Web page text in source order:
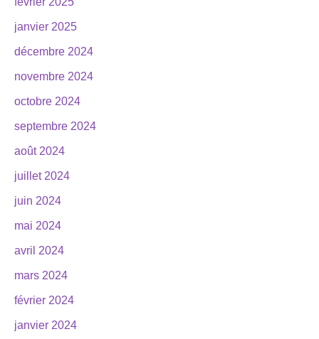
janvier 2025
décembre 2024
novembre 2024
octobre 2024
septembre 2024
août 2024
juillet 2024
juin 2024
mai 2024
avril 2024
mars 2024
février 2024
janvier 2024